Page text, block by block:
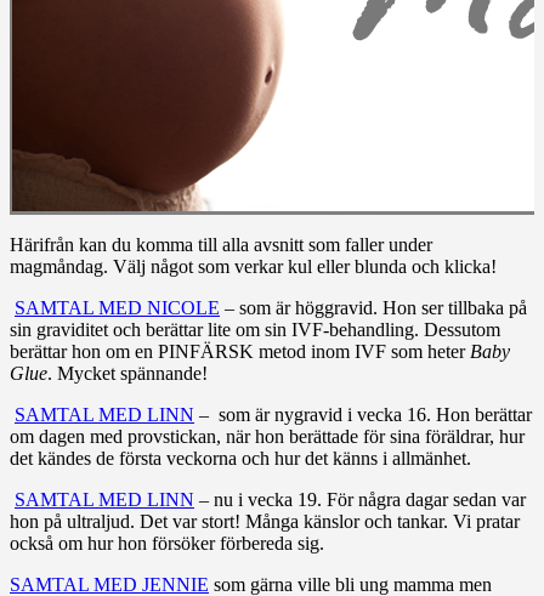
Härifrån kan du komma till alla avsnitt som faller under
magmåndag. Välj något som verkar kul eller blunda och klicka!
SAMTAL MED NICOLE – som är höggravid. Hon ser tillbaka på
sin graviditet och berättar lite om sin IVF-behandling. Dessutom
berättar hon om en PINFÄRSK metod inom IVF som heter Baby
Glue. Mycket spännande!
SAMTAL MED LINN – som är nygravid i vecka 16. Hon berättar
om dagen med provstickan, när hon berättade för sina föräldrar, hur
det kändes de första veckorna och hur det känns i allmänhet.
SAMTAL MED LINN – nu i vecka 19. För några dagar sedan var
hon på ultraljud. Det var stort! Många känslor och tankar. Vi pratar
också om hur hon försöker förbereda sig.
SAMTAL MED JENNIE som gärna ville bli ung mamma men